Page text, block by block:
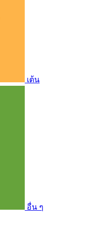
เต้น
อื่น ๆ